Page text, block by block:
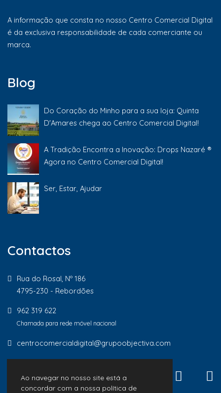
Ao navegar no nosso site está a
concordar com a nossa política de
A informação que consta no nosso Centro Comercial Digital
é da exclusiva responsabilidade de cada comerciante ou
marca.
Blog
Do Coração do Minho para a sua loja: Quinta
D'Amares chega ao Centro Comercial Digital!
A Tradição Encontra a Inovação: Drops Nazaré ®
Agora no Centro Comercial Digital!
Ser, Estar, Ajudar
Contactos
Rua do Rosal, Nº 186
4795-230 - Rebordões
962 319 622
Chamada para rede móvel nacional
centrocomercialdigital@grupoobjectiva.com